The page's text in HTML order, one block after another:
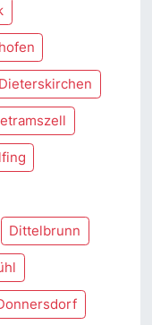
Dieterskirchen
Dittelbrunn